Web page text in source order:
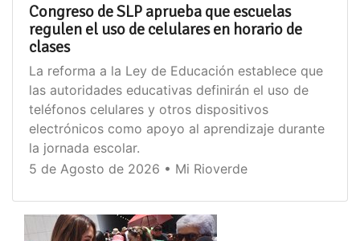
Congreso de SLP aprueba que escuelas
regulen el uso de celulares en horario de
clases
La reforma a la Ley de Educación establece que
las autoridades educativas definirán el uso de
teléfonos celulares y otros dispositivos
electrónicos como apoyo al aprendizaje durante
la jornada escolar.
5 de Agosto de 2026 • Mi Rioverde